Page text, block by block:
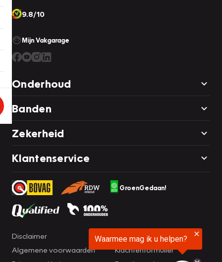
9.8/10
Mijn Vakgarage
Onderhoud
Banden
Zekerheid
Klantenservice
GroenGedaan!
Disclaimer
Algemene voorwaarden
Cookie statement
Klachtenformulier